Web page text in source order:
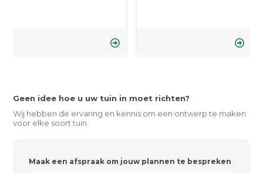
Geen idee hoe u uw tuin in moet richten?
Wij hebben de ervaring en kennis om een ontwerp te maken
voor elke soort tuin.
Maak een afspraak om jouw plannen te bespreken